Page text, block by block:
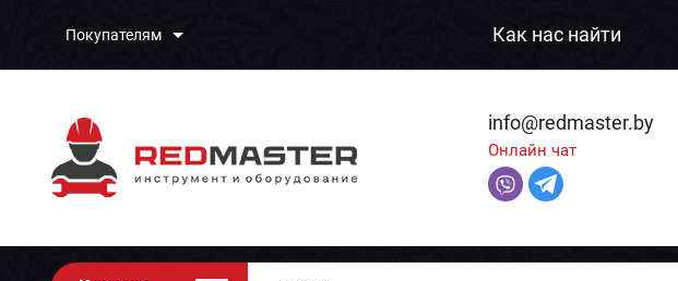
Покупателям Как нас найти
info@redmaster.by
Онлайн чат